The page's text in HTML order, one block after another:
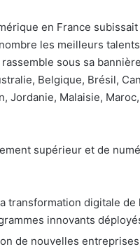
en France
les meilleurs
sous sa
Belgique, Brésil,
Jordanie, Malaisie,
supérieur et de
digitale de
innovants
de nouvelles